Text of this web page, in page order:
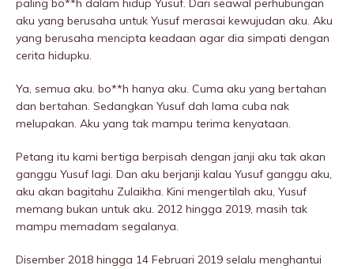
paling bo**h dalam hidup Yusuf. Dari seawal perhubungan
aku yang berusaha untuk Yusuf merasai kewujudan aku. Aku
yang berusaha mencipta keadaan agar dia simpati dengan
cerita hidupku.
Ya, semua aku. bo**h hanya aku. Cuma aku yang bertahan
dan bertahan. Sedangkan Yusuf dah lama cuba nak
melupakan. Aku yang tak mampu terima kenyataan.
Petang itu kami bertiga berpisah dengan janji aku tak akan
ganggu Yusuf lagi. Dan aku berjanji kalau Yusuf ganggu aku,
aku akan bagitahu Zulaikha. Kini mengertilah aku, Yusuf
memang bukan untuk aku. 2012 hingga 2019, masih tak
mampu memadam segalanya.
Disember 2018 hingga 14 Februari 2019 selalu menghantui